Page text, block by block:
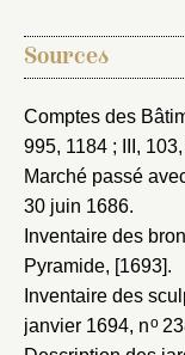
Sources
Comptes des
995, 1184 ; III,
Marché passé
30 juin 1686.
Inventaire des
Pyramide, [1693].
Inventaire des
janvier 1694, no